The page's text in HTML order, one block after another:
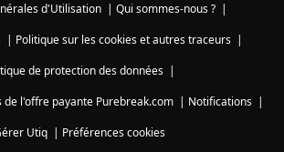
d'Utilisation Qui sommes-nous ?
| Politique sur les cookies et autres traceurs|
de protection des données|
de l'offre payante Purebreak.com
Notifications
Utiq
Préférences cookies